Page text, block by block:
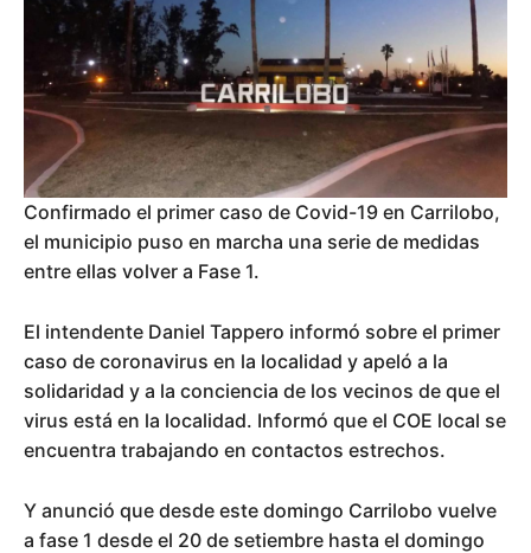
Confirmado el primer caso de Covid-19 en Carrilobo,
el municipio puso en marcha una serie de medidas
entre ellas volver a Fase 1.
El intendente Daniel Tappero informó sobre el primer
caso de coronavirus en la localidad y apeló a la
solidaridad y a la conciencia de los vecinos de que el
virus está en la localidad. Informó que el COE local se
encuentra trabajando en contactos estrechos.
Y anunció que desde este domingo Carrilobo vuelve
a fase 1 desde el 20 de setiembre hasta el domingo